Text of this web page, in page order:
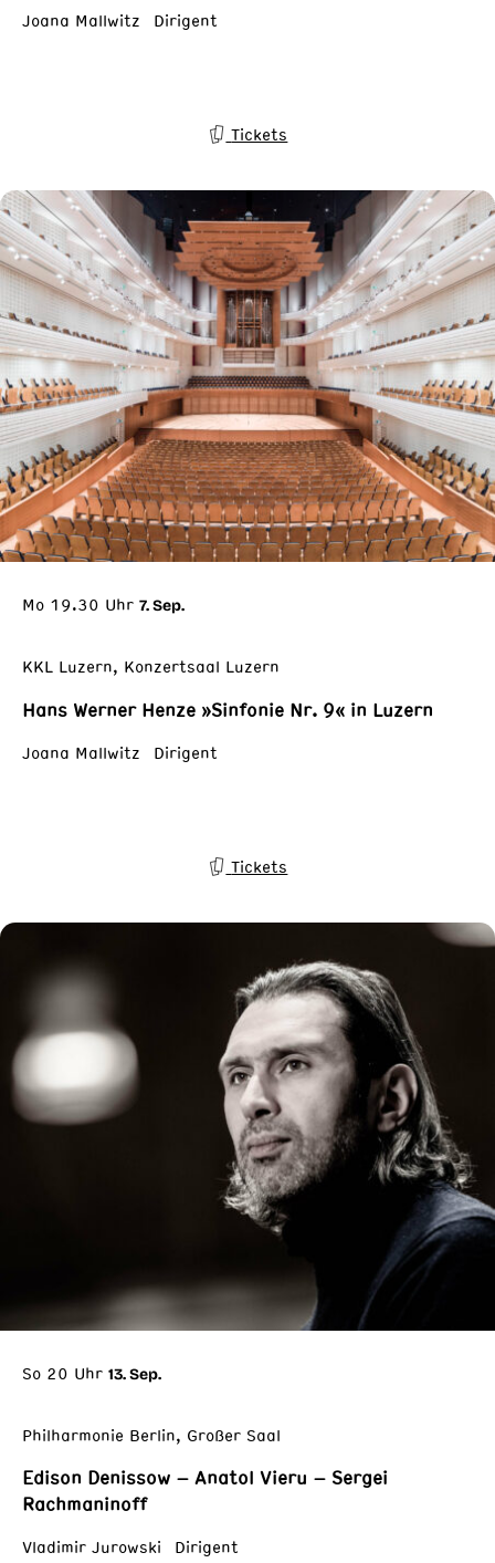
Joana Mallwitz Dirigent
Tickets
Mo 19.30 Uhr 7. Sep.
KKL Luzern, Konzertsaal Luzern
Hans Werner Henze »Sinfonie Nr. 9« in Luzern
Joana Mallwitz Dirigent
Tickets
So 20 Uhr 13. Sep.
Philharmonie Berlin, Großer Saal
Edison Denissow – Anatol Vieru – Sergei
Rachmaninoff
Vladimir Jurowski Dirigent